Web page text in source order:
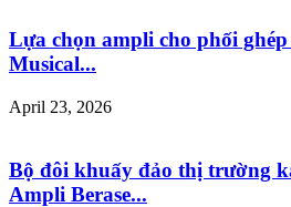
Lựa chọn ampli cho phối
Musical...
April 23, 2026
Bộ đôi khuấy đảo thị trường
Ampli Berase...